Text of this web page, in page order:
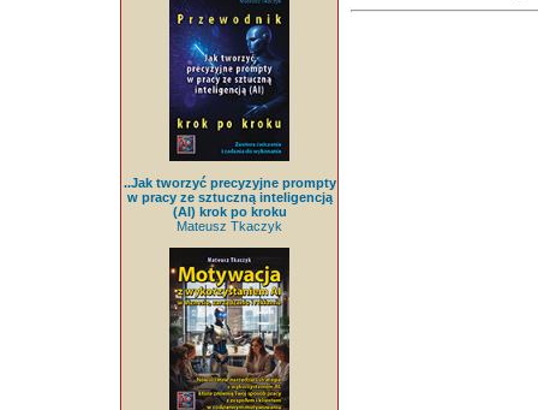
..Jak tworzyć precyzyjne prompty
w pracy ze sztuczną inteligencją
(AI) krok po kroku
Mateusz Tkaczyk